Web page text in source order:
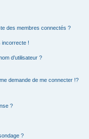
des membres connectés ?
incorrecte !
d’utilisateur ?
demande de me connecter !?
?
?